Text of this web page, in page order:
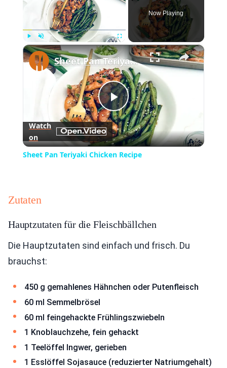
Play Unmute Fullscreen
Now Playing
×
Play
Video
Sheet Pan Teriyaki Chicken Recipe
Watch
on
Sheet Pan Teriyaki Chicken Recipe
Zutaten
Hauptzutaten für die Fleischbällchen
Die Hauptzutaten sind einfach und frisch. Du
brauchst:
450 g gemahlenes Hähnchen oder Putenfleisch
60 ml Semmelbrösel
60 ml feingehackte Frühlingszwiebeln
1 Knoblauchzehe, fein gehackt
1 Teelöffel Ingwer, gerieben
1 Esslöffel Sojasauce (reduzierter Natriumgehalt)